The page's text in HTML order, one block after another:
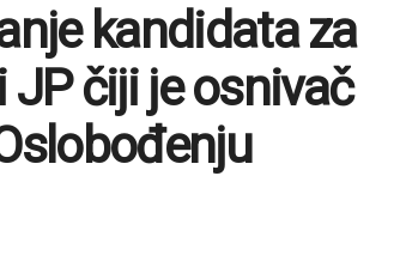
kandidata za
JP čiji je osnivač